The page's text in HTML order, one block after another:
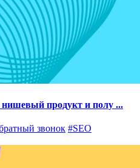
продукт и полу ...
звонок #SEO